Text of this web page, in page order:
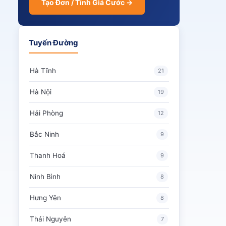
Tạo Đơn / Tính Giá Cước →
Tuyến Đường
Hà Tĩnh 21
Hà Nội 19
Hải Phòng 12
Bắc Ninh 9
Thanh Hoá 9
Ninh Bình 8
Hưng Yên 8
Thái Nguyên 7